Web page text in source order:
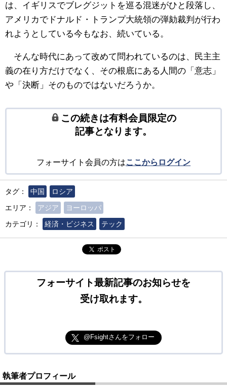
は、イギリスでブレグジットを巡る混迷がひと段落し、
アメリカでドナルド・トランプ大統領の弾劾裁判が行わ
れようとしている今もなお、続いている。
そんな時代にあって改めて問われているのは、民主主
義の在り方だけでなく、その根底にある人間の「意志」
や「決断」そのものではないだろうか。
この続きは有料会員限定の
記事となります。
フォーサイト会員の方はここからログイン
タグ： 中国
ロシア
エリア：
アジア
ヨーロッパ
カテゴリ：
経済・ビジネス テック
ポスト
フォーサイト最新記事のお知らせを
受け取れます。
@Fsightさんをフォロー
執筆者プロフィール